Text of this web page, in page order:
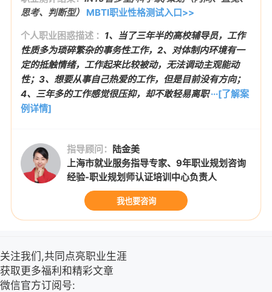
思考、判断型）
MBTI职业性格测试入口>>
个人职业困惑描述 ： 1、当了三年半的高校辅导员，工作
性质多为琐碎繁杂的事务性工作，2、对体制内环境有一
定的抵触情绪，工作起来比较被动，无法调动主观能动
性；3、想要从事自己热爱的工作，但是目前没有方向；
4、三年多的工作感觉很压抑，却不敢轻易离职···[了解案
例详情]
指导顾问： 陆金美
上海市就业服务指导专家、9年职业规划咨询
经验-职业规划师认证培训中心负责人
我也要咨询
关注我们,共同点亮职业生涯
获取更多福利和精彩文章
微信官方订阅号: